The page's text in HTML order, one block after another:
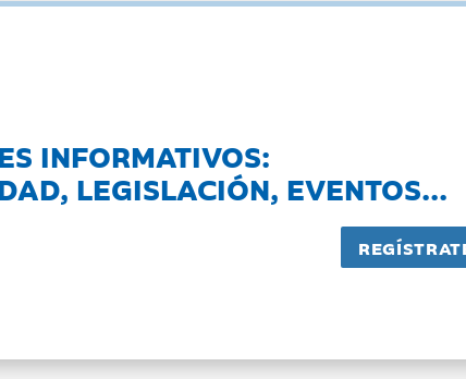
INFORMATIVOS:
LEGISLACIÓN, EVENTOS...